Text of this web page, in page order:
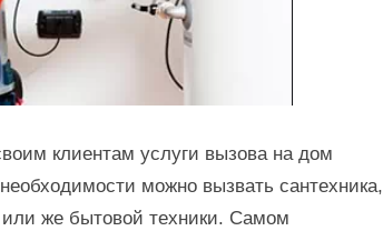
клиентам услуги вызова на дом
можно вызвать сантехника,
или же бытовой техники. Самом